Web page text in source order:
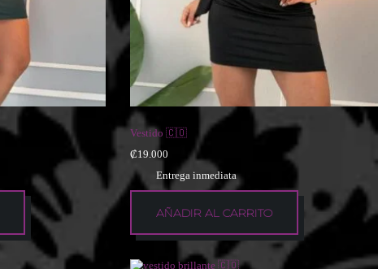
Vestido 🇨🇴
₡19.000
Entrega inmediata
AÑADIR AL CARRITO